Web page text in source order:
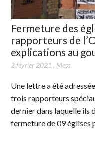
Fermeture des
rapporteurs de
explications au
2 février 2021 , Mess
Une lettre a été
trois rapporteurs
dernier dans laquelle ils
fermeture de 09